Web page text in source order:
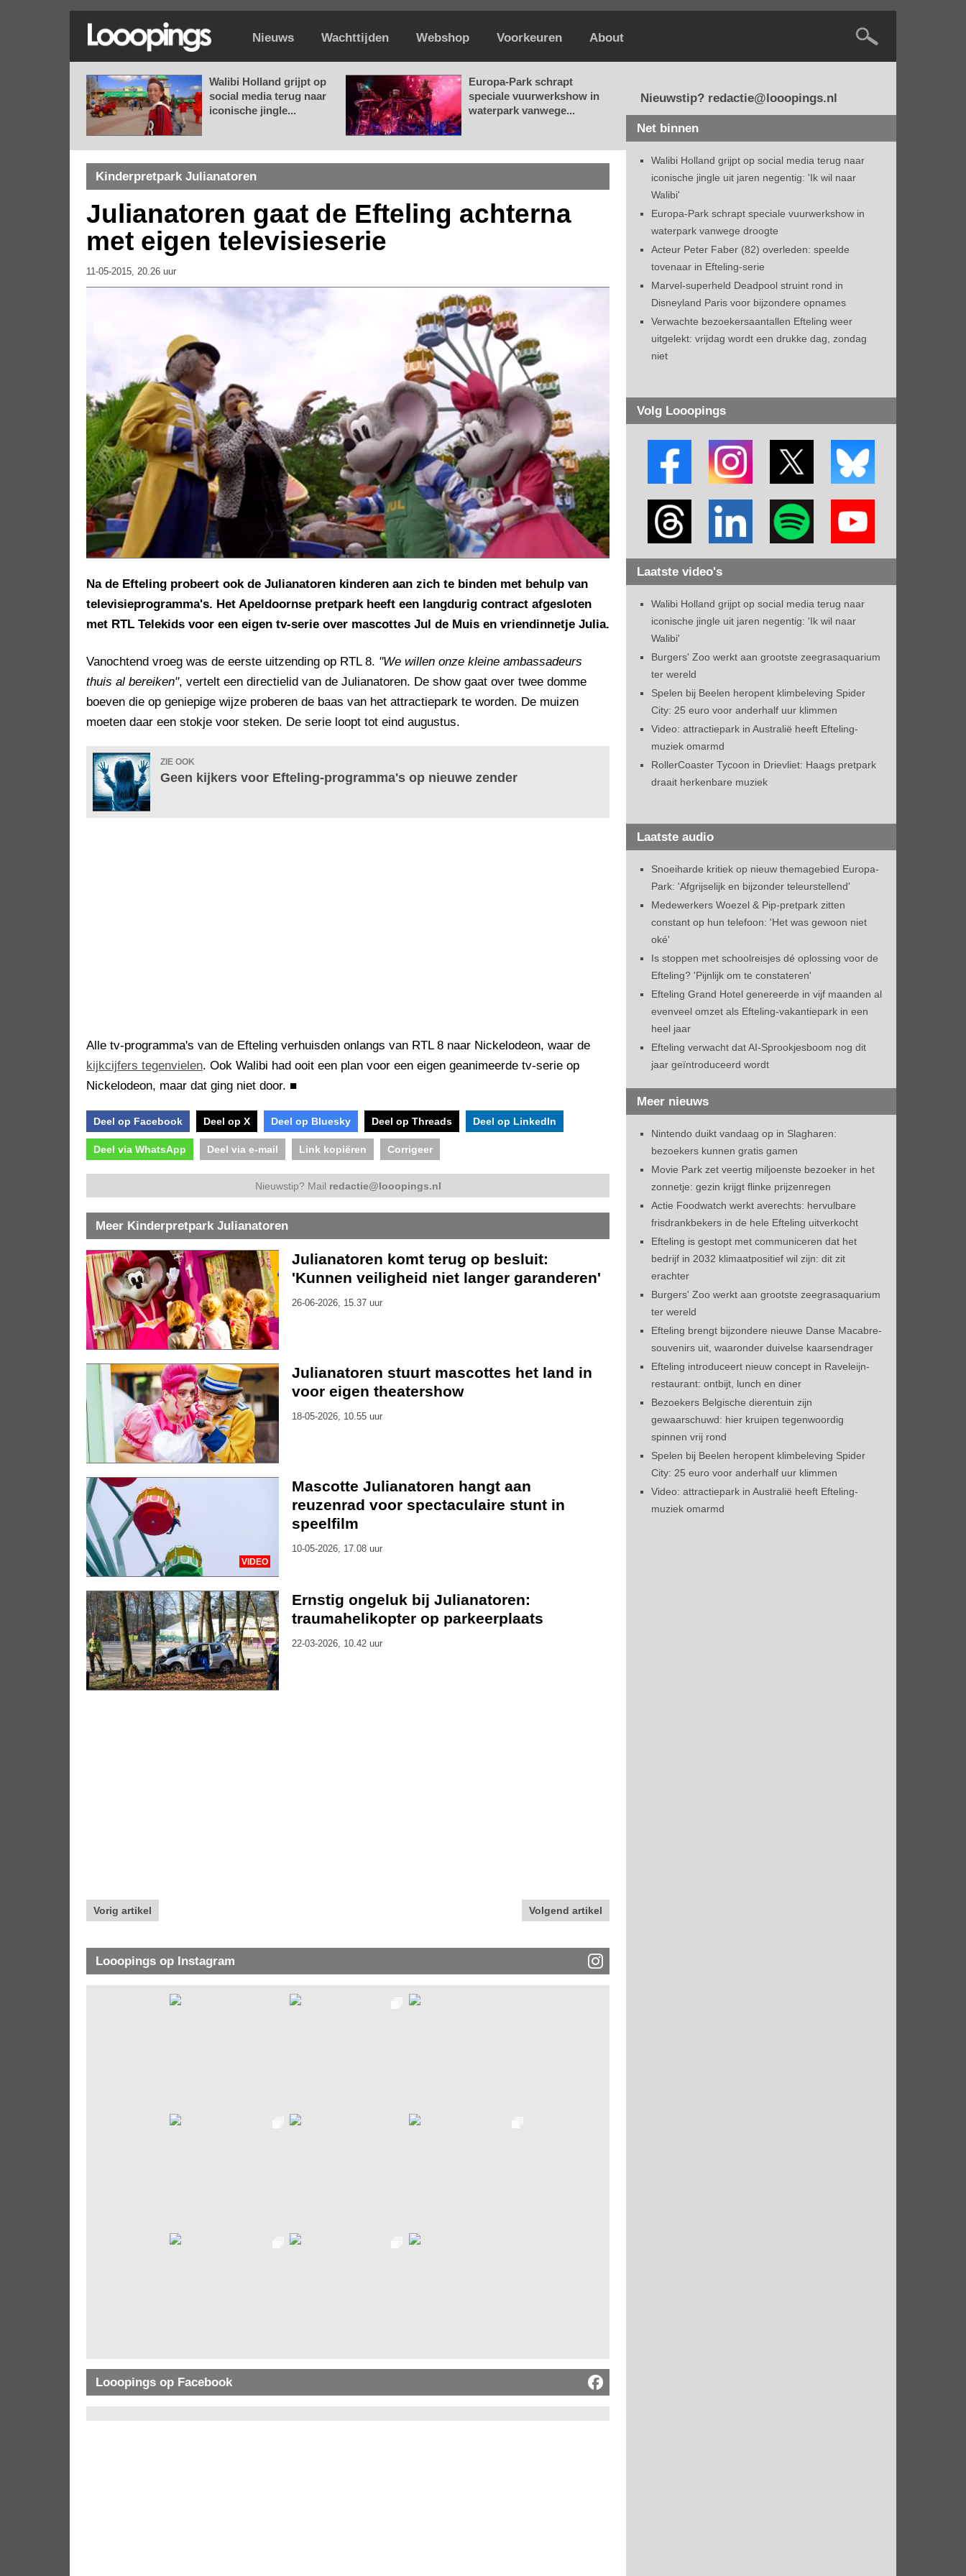
Nieuws Wachttijden Webshop Voorkeuren About
Walibi Holland grijpt op
social media terug naar
iconische jingle...
Europa-Park schrapt
speciale vuurwerkshow in
waterpark vanwege...
Kinderpretpark Julianatoren
Julianatoren gaat de Efteling achterna
met eigen televisieserie
11-05-2015, 20.26 uur
Na de Efteling probeert ook de Julianatoren kinderen aan zich te binden met behulp van
televisieprogramma's. Het Apeldoornse pretpark heeft een langdurig contract afgesloten
met RTL Telekids voor een eigen tv-serie over mascottes Jul de Muis en vriendinnetje Julia.
Vanochtend vroeg was de eerste uitzending op RTL 8. "We willen onze kleine ambassadeurs
thuis al bereiken", vertelt een directielid van de Julianatoren. De show gaat over twee domme
boeven die op geniepige wijze proberen de baas van het attractiepark te worden. De muizen
moeten daar een stokje voor steken. De serie loopt tot eind augustus.
ZIE OOK
Geen kijkers voor Efteling-programma's op nieuwe zender
Alle tv-programma's van de Efteling verhuisden onlangs van RTL 8 naar Nickelodeon, waar de
kijkcijfers tegenvielen. Ook Walibi had ooit een plan voor een eigen geanimeerde tv-serie op
Nickelodeon, maar dat ging niet door. ■
Deel op Facebook Deel op X Deel op Bluesky Deel op Threads Deel op LinkedIn
Deel via WhatsApp Deel via e-mail Link kopiëren Corrigeer
Nieuwstip? Mail redactie@looopings.nl
Meer Kinderpretpark Julianatoren
Julianatoren komt terug op besluit:
'Kunnen veiligheid niet langer garanderen'
26-06-2026, 15.37 uur
Julianatoren stuurt mascottes het land in
voor eigen theatershow
18-05-2026, 10.55 uur
VIDEO
Mascotte Julianatoren hangt aan
reuzenrad voor spectaculaire stunt in
speelfilm
10-05-2026, 17.08 uur
Ernstig ongeluk bij Julianatoren:
traumahelikopter op parkeerplaats
22-03-2026, 10.42 uur
Vorig artikel Volgend artikel
Looopings op Instagram
Looopings op Facebook
Nieuwstip? redactie@looopings.nl
Net binnen
Walibi Holland grijpt op social media terug naar
iconische jingle uit jaren negentig: 'Ik wil naar
Walibi'
Europa-Park schrapt speciale vuurwerkshow in
waterpark vanwege droogte
Acteur Peter Faber (82) overleden: speelde
tovenaar in Efteling-serie
Marvel-superheld Deadpool struint rond in
Disneyland Paris voor bijzondere opnames
Verwachte bezoekersaantallen Efteling weer
uitgelekt: vrijdag wordt een drukke dag, zondag
niet
Volg Looopings
Laatste video's
Walibi Holland grijpt op social media terug naar
iconische jingle uit jaren negentig: 'Ik wil naar
Walibi'
Burgers' Zoo werkt aan grootste zeegrasaquarium
ter wereld
Spelen bij Beelen heropent klimbeleving Spider
City: 25 euro voor anderhalf uur klimmen
Video: attractiepark in Australië heeft Efteling-
muziek omarmd
RollerCoaster Tycoon in Drievliet: Haags pretpark
draait herkenbare muziek
Laatste audio
Snoeiharde kritiek op nieuw themagebied Europa-
Park: 'Afgrijselijk en bijzonder teleurstellend'
Medewerkers Woezel & Pip-pretpark zitten
constant op hun telefoon: 'Het was gewoon niet
oké'
Is stoppen met schoolreisjes dé oplossing voor de
Efteling? 'Pijnlijk om te constateren'
Efteling Grand Hotel genereerde in vijf maanden al
evenveel omzet als Efteling-vakantiepark in een
heel jaar
Efteling verwacht dat AI-Sprookjesboom nog dit
jaar geïntroduceerd wordt
Meer nieuws
Nintendo duikt vandaag op in Slagharen:
bezoekers kunnen gratis gamen
Movie Park zet veertig miljoenste bezoeker in het
zonnetje: gezin krijgt flinke prijzenregen
Actie Foodwatch werkt averechts: hervulbare
frisdrankbekers in de hele Efteling uitverkocht
Efteling is gestopt met communiceren dat het
bedrijf in 2032 klimaatpositief wil zijn: dit zit
erachter
Burgers' Zoo werkt aan grootste zeegrasaquarium
ter wereld
Efteling brengt bijzondere nieuwe Danse Macabre-
souvenirs uit, waaronder duivelse kaarsendrager
Efteling introduceert nieuw concept in Raveleijn-
restaurant: ontbijt, lunch en diner
Bezoekers Belgische dierentuin zijn
gewaarschuwd: hier kruipen tegenwoordig
spinnen vrij rond
Spelen bij Beelen heropent klimbeleving Spider
City: 25 euro voor anderhalf uur klimmen
Video: attractiepark in Australië heeft Efteling-
muziek omarmd